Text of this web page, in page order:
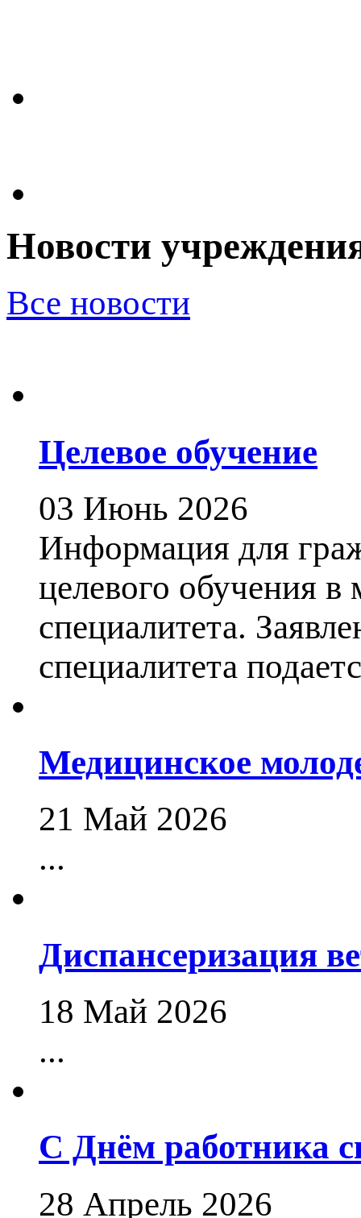
Новости
Все новости
Целевое обучение
03 Июнь 2026
Информация для
целевого обучения
специалитета.
специалитета
Медицинское
21 Май 2026
...
Диспансеризация
18 Май 2026
...
С Днём работника
28 Апрель 2026